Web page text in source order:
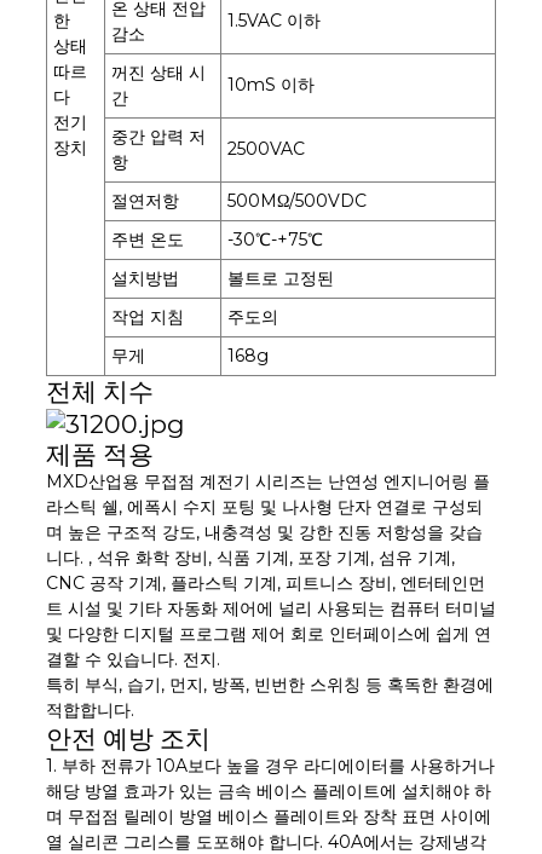
한
상태
따르
다
전기
장치
온 상태 전압
감소
1.5VAC 이하
꺼진 상태 시
간
10mS 이하
중간 압력 저
항
2500VAC
절연저항
500MΩ/500VDC
주변 온도
-30℃-+75℃
설치방법
볼트로 고정된
작업 지침
주도의
무게
168g
전체 치수
제품 적용
MXD산업용 무접점 계전기 시리즈는 난연성 엔지니어링 플
라스틱 쉘, 에폭시 수지 포팅 및 나사형 단자 연결로 구성되
며 높은 구조적 강도, 내충격성 및 강한 진동 저항성을 갖습
니다. , 석유 화학 장비, 식품 기계, 포장 기계, 섬유 기계,
CNC 공작 기계, 플라스틱 기계, 피트니스 장비, 엔터테인먼
트 시설 및 기타 자동화 제어에 널리 사용되는 컴퓨터 터미널
및 다양한 디지털 프로그램 제어 회로 인터페이스에 쉽게 연
결할 수 있습니다. 전지.
특히 부식, 습기, 먼지, 방폭, 빈번한 스위칭 등 혹독한 환경에
적합합니다.
안전 예방 조치
1. 부하 전류가 10A보다 높을 경우 라디에이터를 사용하거나
해당 방열 효과가 있는 금속 베이스 플레이트에 설치해야 하
며 무접점 릴레이 방열 베이스 플레이트와 장착 표면 사이에
열 실리콘 그리스를 도포해야 합니다. 40A에서는 강제냉각